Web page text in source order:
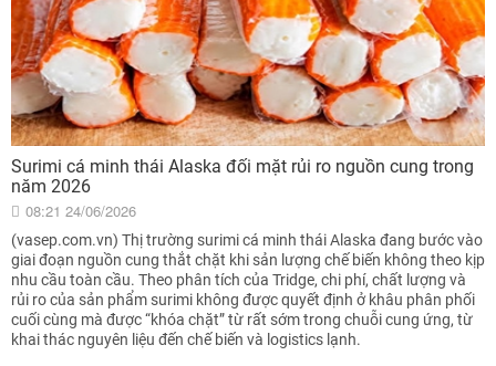
Surimi cá minh thái Alaska đối mặt rủi ro nguồn cung trong
năm 2026
08:21 24/06/2026
(vasep.com.vn) Thị trường surimi cá minh thái Alaska đang bước vào
giai đoạn nguồn cung thắt chặt khi sản lượng chế biến không theo kịp
nhu cầu toàn cầu. Theo phân tích của Tridge, chi phí, chất lượng và
rủi ro của sản phẩm surimi không được quyết định ở khâu phân phối
cuối cùng mà được “khóa chặt” từ rất sớm trong chuỗi cung ứng, từ
khai thác nguyên liệu đến chế biến và logistics lạnh.